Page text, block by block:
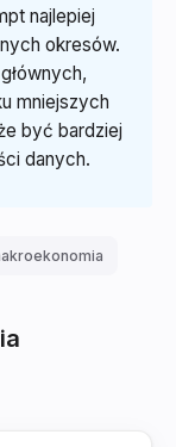
najlepiej
okresów.
mniejszych
być bardziej
danych.